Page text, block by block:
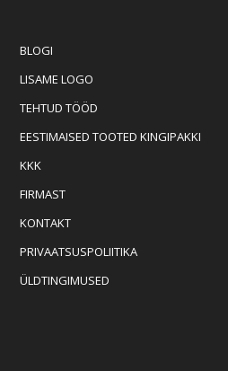
BLOGI
LISAME LOGO
TEHTUD TÖÖD
EESTIMAISED TOOTED KINGIPAKKI
KKK
FIRMAST
KONTAKT
PRIVAATSUSPOLIITIKA
ÜLDTINGIMUSED